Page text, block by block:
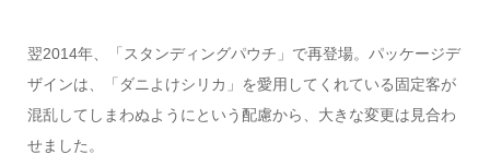
翌2014年、「スタンディングパウチ」で再登場。パッケージデ
ザインは、「ダニよけシリカ」を愛用してくれている固定客が
混乱してしまわぬようにという配慮から、大きな変更は見合わ
せました。